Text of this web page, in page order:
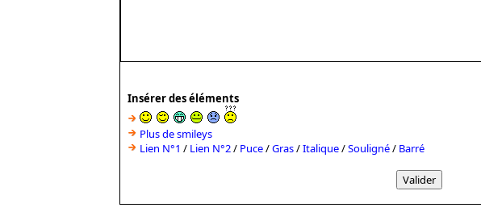
Insérer des éléments
Plus de smileys
Lien N°1 / Lien N°2/ Puce/Gras/Italique/Souligné/ Barré